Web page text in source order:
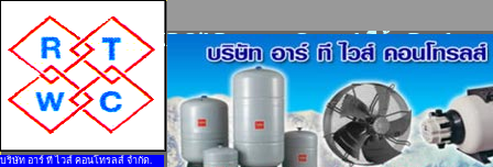
Pressure Control KP,Oil Pressure Control ยี่ห้อ Danfoss
บริษัท อาร์ ที ไวส์ คอนโทรลส์ จำกัด.